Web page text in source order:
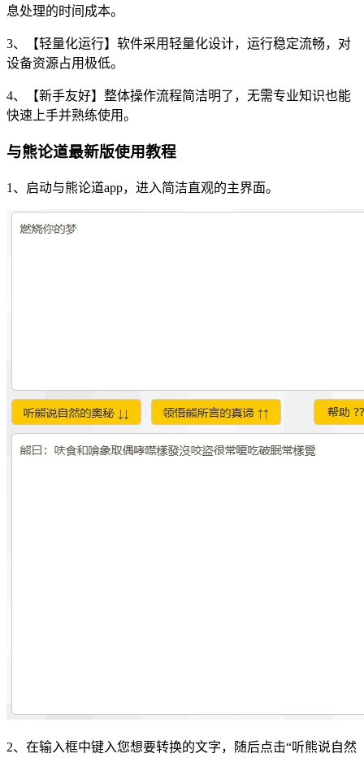
息处理的时间成本。
3、【轻量化运行】软件采用轻量化设计，运行稳定流畅，对
设备资源占用极低。
4、【新手友好】整体操作流程简洁明了，无需专业知识也能
快速上手并熟练使用。
与熊论道最新版使用教程
1、启动与熊论道app，进入简洁直观的主界面。
2、在输入框中键入您想要转换的文字，随后点击“听熊说自然